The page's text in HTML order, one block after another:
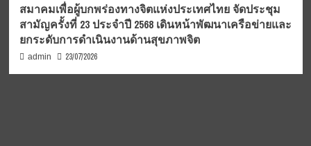
สมาคมเพื่อผู้บกพร่องทางจิตแห่งประเทศไทย จัดประชุม
สามัญครั้งที่ 23 ประจำปี 2568 เดินหน้าพัฒนาเครือข่ายและ
ยกระดับการดำเนินงานด้านสุขภาพจิต
admin 23/07/2026